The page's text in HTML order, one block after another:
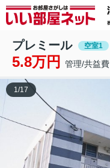
プレミール 空室1
5.8万円 管理/共益
1/17